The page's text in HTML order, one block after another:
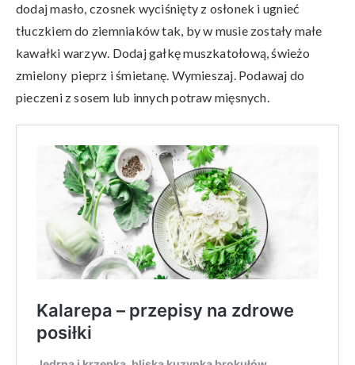
dodaj masło, czosnek wyciśnięty z osłonek i ugnieć
tłuczkiem do ziemniaków tak, by w musie zostały małe
kawałki warzyw. Dodaj gałkę muszkatołową, świeżo
zmielony pieprz i śmietanę. Wymieszaj. Podawaj do
pieczeni z sosem lub innych potraw mięsnych.